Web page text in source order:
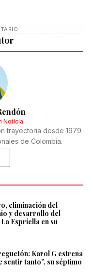
eliminación del
y desarrollo del
Espriella en su
Karol G estrena
sentir tanto”, su séptimo
Noticia
trayectoria desde 1979
de Colombia.